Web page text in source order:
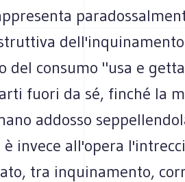
del consumo "usa e
fuori da sé, finché la
addosso
invece all'opera
tra inquinamento,